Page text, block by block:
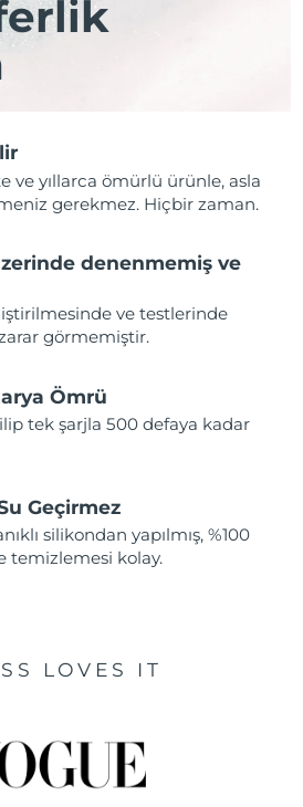
ve yıllarca ömürlü ürünle, asla
gerekmez. Hiçbir zaman.
denenmemiş ve
ve testlerinde
görmemiştir.
Ömrü
tek şarjla 500 defaya kadar
Geçirmez
silikondan yapılmış, %100
temizlemesi kolay.
LOVES IT